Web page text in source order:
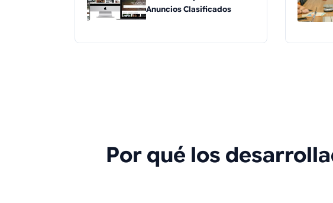
Anuncios Clasificados
Por qué los